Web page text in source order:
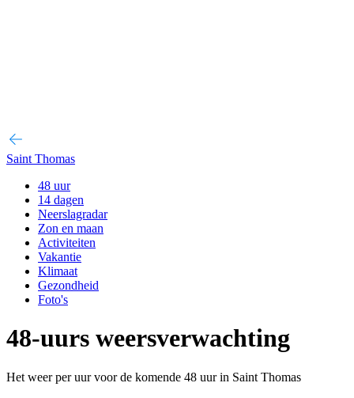
Saint Thomas
48 uur
14 dagen
Neerslagradar
Zon en maan
Activiteiten
Vakantie
Klimaat
Gezondheid
Foto's
48-uurs weersverwachting
Het weer per uur voor de komende 48 uur in Saint Thomas